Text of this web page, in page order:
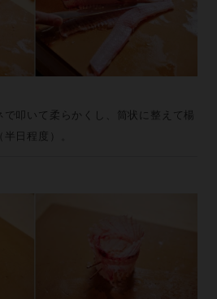
叩いて柔らかくし、筒状に整えて楊
日程度）。